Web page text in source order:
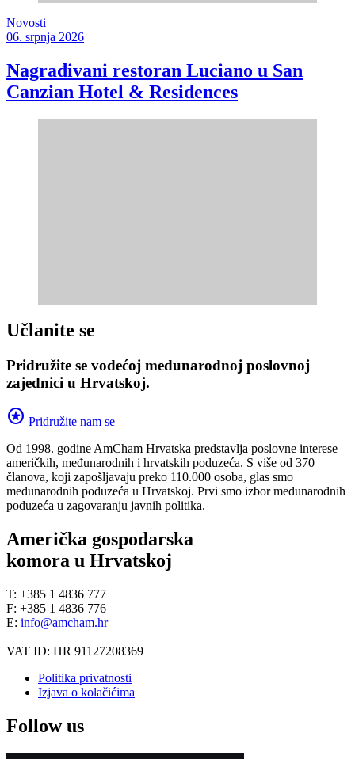
Novosti
06. srpnja 2026
Nagrađivani restoran Luciano u San
Canzian Hotel & Residences
Učlanite se
Pridružite se vodećoj međunarodnoj poslovnoj
zajednici u Hrvatskoj.
stars Pridružite nam se
Od 1998. godine AmCham Hrvatska predstavlja poslovne interese
američkih, međunarodnih i hrvatskih poduzeća. S više od 370
članova, koji zapošljavaju preko 110.000 osoba, glas smo
međunarodnih poduzeća u Hrvatskoj. Prvi smo izbor međunarodnih
poduzeća u zagovaranju javnih politika.
Američka gospodarska
komora u Hrvatskoj
T: +385 1 4836 777
F: +385 1 4836 776
E: info@amcham.hr
VAT ID: HR 91127208369
Politika privatnosti
Izjava o kolačićima
Follow us